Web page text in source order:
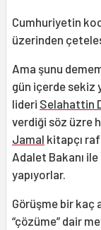
Cumhuriyetin
üzerinden
Ama şunu
gün içerde sekiz
lideri Selahattin
verdiği söz üzre
Jamal kitapçı
Adalet Bakanı
yapıyorlar.
Görüşme bir kaç
“çözüme” dair